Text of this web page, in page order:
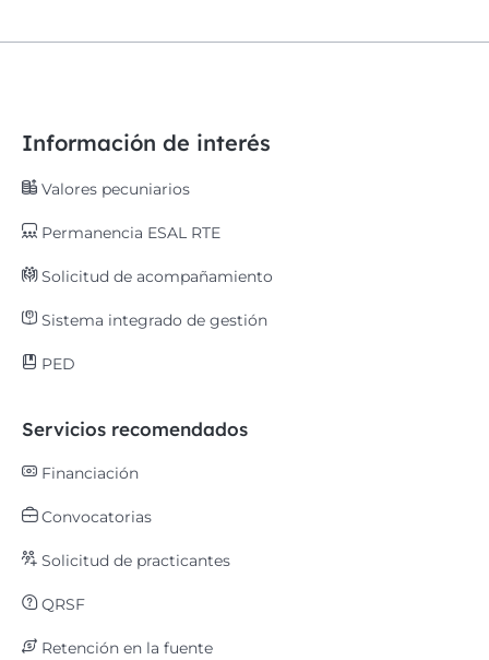
Información de interés
Valores pecuniarios
Permanencia ESAL RTE
Solicitud de acompañamiento
Sistema integrado de gestión
PED
Servicios recomendados
Financiación
Convocatorias
Solicitud de practicantes
QRSF
Retención en la fuente